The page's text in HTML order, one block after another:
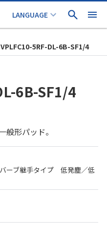
VPLFC10-5RF-DL-6B-SF1/4
6B-SF1/4
般形パッド。
ブ継手タイプ 低発塵／低